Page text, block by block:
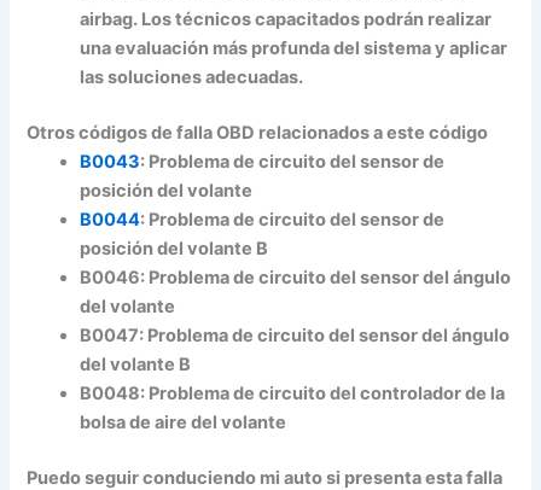
airbag. Los técnicos capacitados podrán realizar
una evaluación más profunda del sistema y aplicar
las soluciones adecuadas.
Otros códigos de falla OBD relacionados a este código
B0043: Problema de circuito del sensor de
posición del volante
B0044: Problema de circuito del sensor de
posición del volante B
B0046: Problema de circuito del sensor del ángulo
del volante
B0047: Problema de circuito del sensor del ángulo
del volante B
B0048: Problema de circuito del controlador de la
bolsa de aire del volante
Puedo seguir conduciendo mi auto si presenta esta falla